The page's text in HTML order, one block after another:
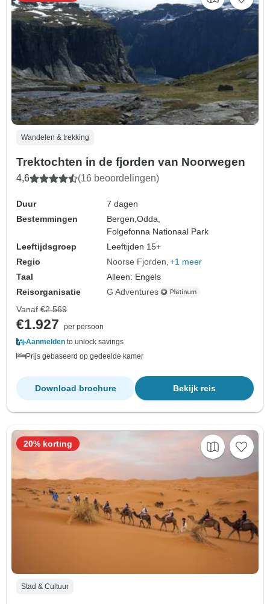
Wandelen & trekking
Trektochten in de fjorden van Noorwegen
4,6 (16 beoordelingen)
Duur
7 dagen
Bestemmingen
Bergen,Odda,
Folgefonna Nationaal Park
Leeftijdsgroep
Leeftijden 15+
Regio
Noorse Fjorden +1 meer
Taal
Alleen: Engels
Reisorganisatie
G Adventures
Vanaf €2.569
€1.927
per persoon
Aanmelden to unlock savings
Prijs gebaseerd op gedeelde kamer
Bekijk reis
Download brochure
Stad & Cultuur
20% korting